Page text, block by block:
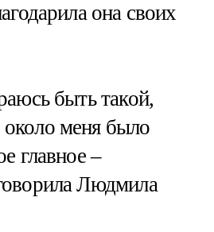
она своих
быть такой,
меня было
главное –
Людмила